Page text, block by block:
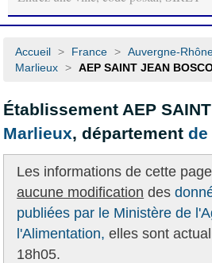
de
moi
Accueil > France > Auvergne-
Marlieux > AEP SAINT JEAN
Établissement AEP
Marlieux, département
Les informations de cette
aucune modification des
publiées par le Ministère de
l'Alimentation, elles sont
18h05.